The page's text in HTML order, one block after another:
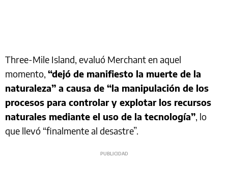
Three-Mile Island, evaluó Merchant en aquel
momento, “dejó de manifiesto la muerte de la
naturaleza” a causa de “la manipulación de los
procesos para controlar y explotar los recursos
naturales mediante el uso de la tecnología”, lo
que llevó “finalmente al desastre”.